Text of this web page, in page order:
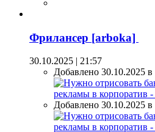
Фрилансер [arboka]
30.10.2025 | 21:57
Добавлено 30.10.2025 в
Добавлено 30.10.2025 в